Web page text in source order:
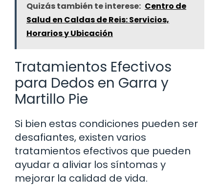
Quizás también te interese: Centro de
Salud en Caldas de Reis: Servicios,
Horarios y Ubicación
Tratamientos Efectivos
para Dedos en Garra y
Martillo Pie
Si bien estas condiciones pueden ser
desafiantes, existen varios
tratamientos efectivos que pueden
ayudar a aliviar los síntomas y
mejorar la calidad de vida.